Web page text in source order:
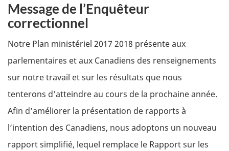
Message de l’Enquêteur
correctionnel
Notre Plan ministériel 2017 2018 présente aux
parlementaires et aux Canadiens des renseignements
sur notre travail et sur les résultats que nous
tenterons d’atteindre au cours de la prochaine année.
Afin d’améliorer la présentation de rapports à
l’intention des Canadiens, nous adoptons un nouveau
rapport simplifié, lequel remplace le Rapport sur les